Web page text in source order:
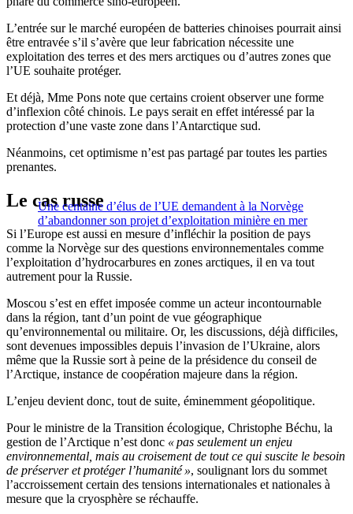
L’entrée sur le marché européen de batteries chinoises pourrait ainsi
être entravée s’il s’avère que leur fabrication nécessite une
exploitation des terres et des mers arctiques ou d’autres zones que
l’UE souhaite protéger.
Et déjà, Mme Pons note que certains croient observer une forme
d’inflexion côté chinois. Le pays serait en effet intéressé par la
protection d’une vaste zone dans l’Antarctique sud.
Néanmoins, cet optimisme n’est pas partagé par toutes les parties
prenantes.
Une centaine d’élus de l’UE demandent à la Norvège
d’abandonner son projet d’exploitation minière en mer
Le cas russe
Si l’Europe est aussi en mesure d’infléchir la position de pays
comme la Norvège sur des questions environnementales comme
l’exploitation d’hydrocarbures en zones arctiques, il en va tout
autrement pour la Russie.
Moscou s’est en effet imposée comme un acteur incontournable
dans la région, tant d’un point de vue géographique
qu’environnemental ou militaire. Or, les discussions, déjà difficiles,
sont devenues impossibles depuis l’invasion de l’Ukraine, alors
même que la Russie sort à peine de la présidence du conseil de
l’Arctique, instance de coopération majeure dans la région.
L’enjeu devient donc, tout de suite, éminemment géopolitique.
Pour le ministre de la Transition écologique, Christophe Béchu, la
gestion de l’Arctique n’est donc « pas seulement un enjeu
environnemental, mais au croisement de tout ce qui suscite le besoin
de préserver et protéger l’humanité », soulignant lors du sommet
l’accroissement certain des tensions internationales et nationales à
mesure que la cryosphère se réchauffe.